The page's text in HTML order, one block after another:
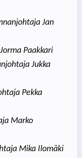
Jan
Paakkari
Jukka
Pekka
Marko
Mika Ilomäki